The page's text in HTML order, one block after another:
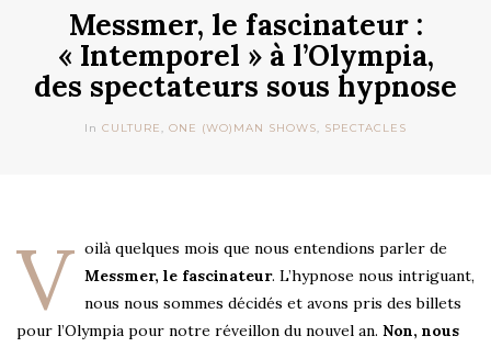
Messmer, le fascinateur :
« Intemporel » à l’Olympia,
des spectateurs sous hypnose
In CULTURE, ONE (WO)MAN SHOWS, SPECTACLES
V oilà quelques mois que nous entendions parler de
Messmer, le fascinateur. L’hypnose nous intriguant,
nous nous sommes décidés et avons pris des billets
pour l’Olympia pour notre réveillon du nouvel an. Non, nous